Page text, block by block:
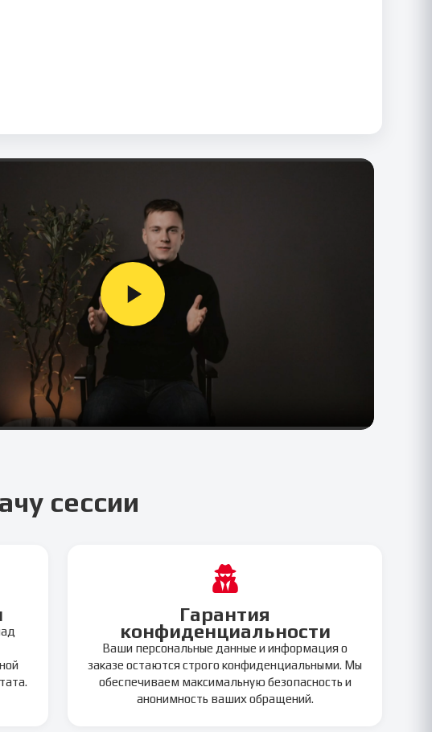
сессии
Гарантия
конфиденциальности
Ваши персональные данные и информация о
заказе остаются строго конфиденциальными. Мы
обеспечиваем максимальную безопасность и
анонимность ваших обращений.